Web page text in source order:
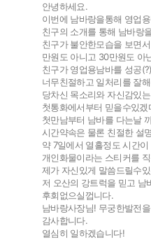
안녕하세요.
이번에 남바랑을통해 영업
친구의 소개를 통해 남바랑
친구가 불안한모습을 보면
만원도 아니고 30만원도 아
친구가 영업용남바를 성공
너무친절하고 일처리를 잘
당차신 목소리와 자신감있
첫통화에서부터 믿을수있
첫만남부터 남바를 다는날
시간약속은 물론 친절한 설
약 7일에서 열흘정도 시간
개인화물이라는 스티커를
제가 자신있게 말씀드릴수
저 오산의 강트럭을 믿고 남
후회없으실껍니다.
남바랑사장님! 무궁한발전
감사합니다.
열심히 일하겠습니다!